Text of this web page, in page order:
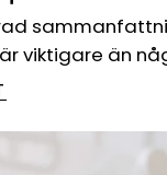
viktigare än